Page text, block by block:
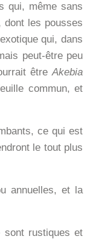
qui, même sans
les pousses
qui, dans
peut-être peu
êtreAkebia
commun, et
ce qui est
le tout plus
annuelles, et la
rustiques et